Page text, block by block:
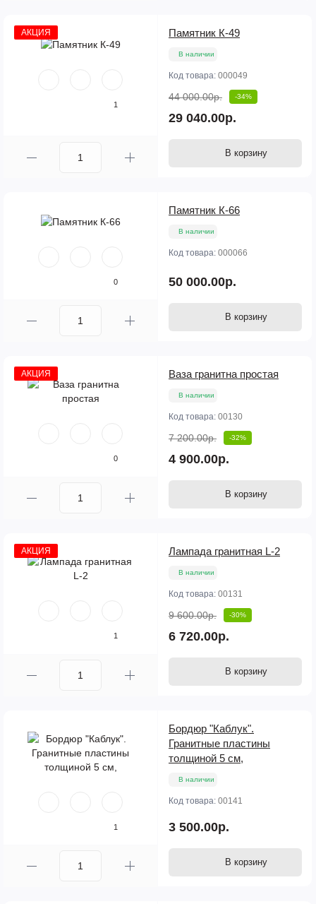
АКЦИЯ
1
Памятник К-49
В наличии
Код товара: 000049
44 000.00р. -34%
29 040.00р.
В корзину
0
Памятник К-66
В наличии
Код товара: 000066
50 000.00р.
В корзину
АКЦИЯ
0
Ваза гранитна простая
В наличии
Код товара: 00130
7 200.00р. -32%
4 900.00р.
В корзину
АКЦИЯ
1
Лампада гранитная L-2
В наличии
Код товара: 00131
9 600.00р. -30%
6 720.00р.
В корзину
1
Бордюр "Каблук".
Гранитные пластины
толщиной 5 см,
В наличии
Код товара: 00141
3 500.00р.
В корзину